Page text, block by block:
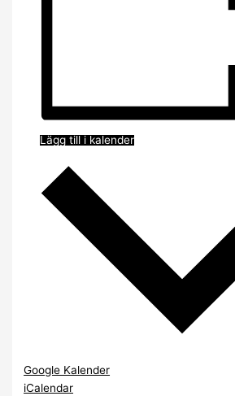
Lägg till i kalender
Google Kalender
iCalendar